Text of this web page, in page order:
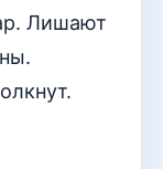
Лишают